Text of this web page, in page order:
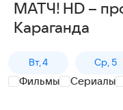
МАТЧ! HD –
Караганда
Вт, 4 Ср, 5
Фильмы Сериалы